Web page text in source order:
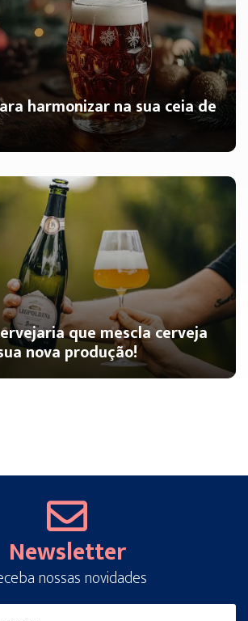
harmonizar na sua ceia de
que mescla cerveja
nova produção!
Newsletter
nossas novidades